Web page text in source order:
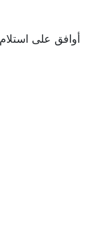
أوافق على